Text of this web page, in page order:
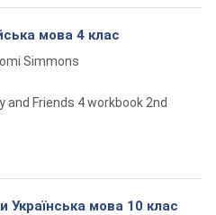
мова 4 клас
Simmons
and Friends 4 workbook 2nd
Українська мова 10 клас